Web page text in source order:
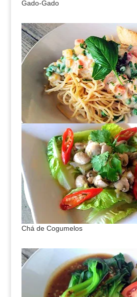
Gado-Gado
Chá de Cogumelos